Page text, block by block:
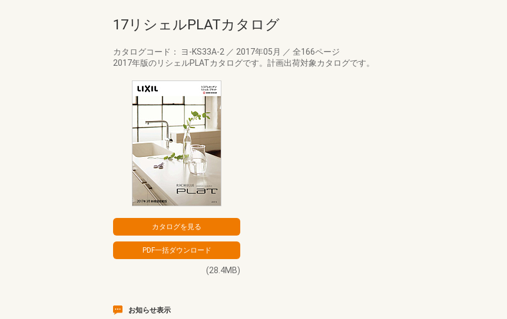
17リシェルPLATカタログ
カタログコード： ヨ-KS33A-2 ／ 2017年05月 ／ 全166ページ
2017年版のリシェルPLATカタログです。計画出荷対象カタログです。
(28.4MB)
お知らせ表示